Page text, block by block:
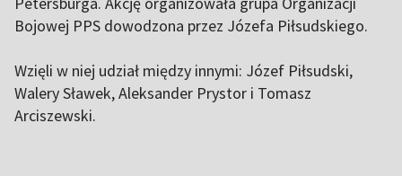
Bojowej PPS dowodzona przez Józefa Piłsudskiego.
Wzięli w niej udział między innymi: Józef Piłsudski,
Walery Sławek, Aleksander Prystor i Tomasz
Arciszewski.